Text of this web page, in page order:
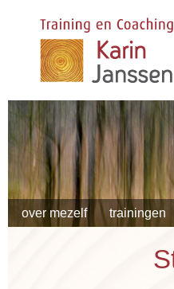
over mezelf trainingen